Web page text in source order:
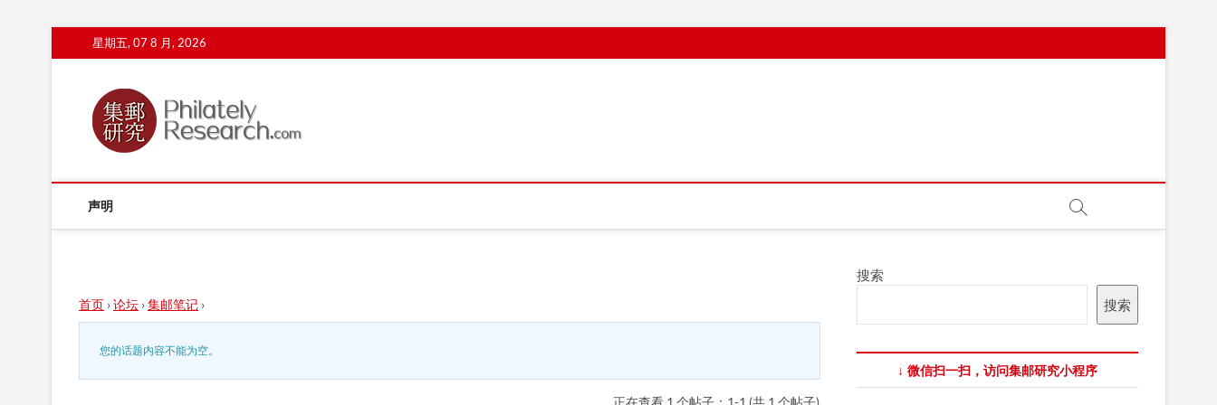
to
星期五, 07 8 月, 2026
声明
首页 ›论坛 ›集邮笔记 ›
您的话题内容不能为空。
正在查看 1 个帖子：1-1 (共 1 个帖子)
搜索
搜索
↓ 微信扫一扫，访问集邮研究小程序